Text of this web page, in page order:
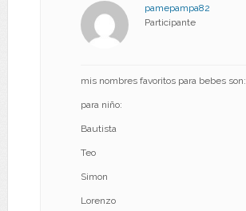
pamepampa82
Participante
mis nombres favoritos para bebes son:
para niño:
Bautista
Teo
Simon
Lorenzo